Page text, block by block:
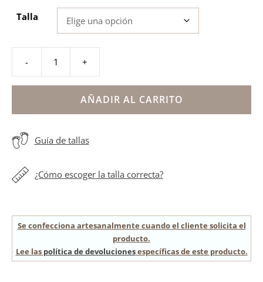
Talla
-
beige
flores
gris
+
AÑADIR AL CARRITO
Guía de tallas
¿Cómo escoger la talla correcta?
Se confecciona artesanalmente cuando el cliente solicita el
producto.
Lee las política de devolucionesespecíficas de este producto.